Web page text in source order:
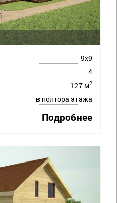
9х9
4
127 м2
в полтора этажа
Подробнее